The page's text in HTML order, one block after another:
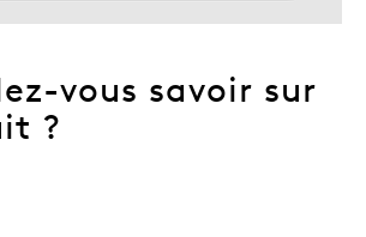
vous savoir sur
?